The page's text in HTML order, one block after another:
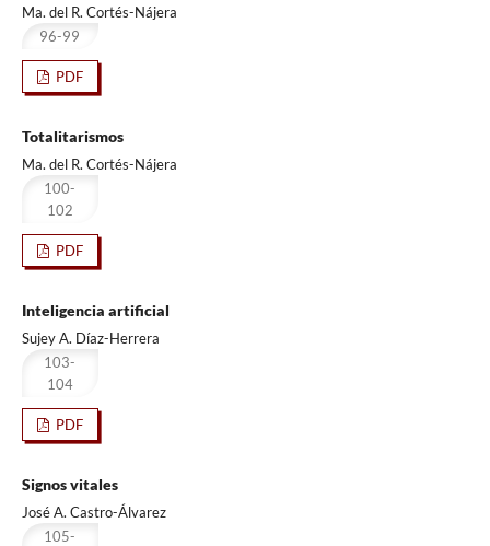
Ma. del R. Cortés-Nájera
96-99
PDF
Totalitarismos
Ma. del R. Cortés-Nájera
100-
102
PDF
Inteligencia artificial
Sujey A. Díaz-Herrera
103-
104
PDF
Signos vitales
José A. Castro-Álvarez
105-